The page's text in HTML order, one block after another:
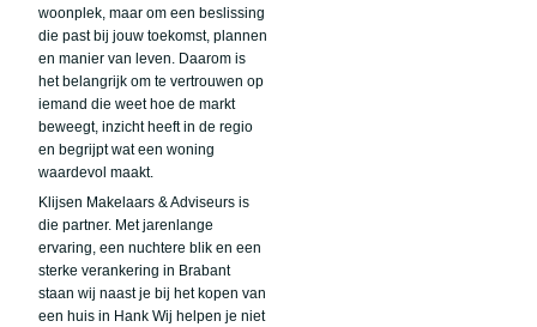
woonplek, maar om een beslissing
die past bij jouw toekomst, plannen
en manier van leven. Daarom is
het belangrijk om te vertrouwen op
iemand die weet hoe de markt
beweegt, inzicht heeft in de regio
en begrijpt wat een woning
waardevol maakt.
Klijsen Makelaars & Adviseurs is
die partner. Met jarenlange
ervaring, een nuchtere blik en een
sterke verankering in Brabant
staan wij naast je bij het kopen van
een huis in Hank Wij helpen je niet